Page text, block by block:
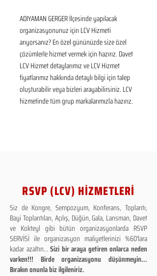
ADIYAMAN GERGER İlçesinde yapılacak
organizasyonunuz için LCV Hizmeti
arıyorsanız? En özel gününüzde size özel
çözümlerle hizmet vermek için hazırız. Davet
LCV Hizmet detaylarımız ve LCV Hizmet
fiyatlarımız hakkında detaylı bilgi için talep
oluşturabilir veya bizleri arayabilirsiniz. LCV
hizmetinde tüm grup markalarımızla hazırız.
RSVP (LCV) HİZMETLERİ
Siz de Kongre, Sempozyum, Konferans, Toplantı,
Bayi Toplantıları, Açılış, Düğün, Gala, Lansman, Davet
ve Kokteyl gibi bütün organizasyonlarda RSVP
SERVİSİ ile organizasyon maliyetlerinizi %60'lara
kadar azaltın...Sizi bir araya getiren onlarca neden
varken!!! Birde organizasyonu düşünmeyin...
Bırakın onunla biz ilgileniriz.